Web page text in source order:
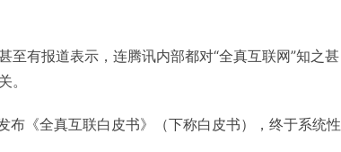
至有报道表示，连腾讯内部都对“全真互联网”知之甚
。
《全真互联白皮书》（下称白皮书），终于系统性